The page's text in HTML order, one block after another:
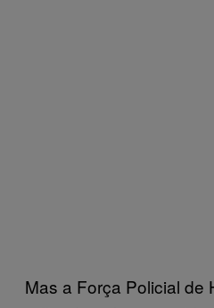
Mas a Força Policial de